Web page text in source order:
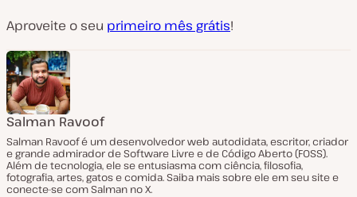
Aproveite o seu primeiro mês grátis!
Salman Ravoof
Salman Ravoof é um desenvolvedor web autodidata, escritor, criador
e grande admirador de Software Livre e de Código Aberto (FOSS).
Além de tecnologia, ele se entusiasma com ciência, filosofia,
fotografia, artes, gatos e comida. Saiba mais sobre ele em seu site e
conecte-se com Salman no X.